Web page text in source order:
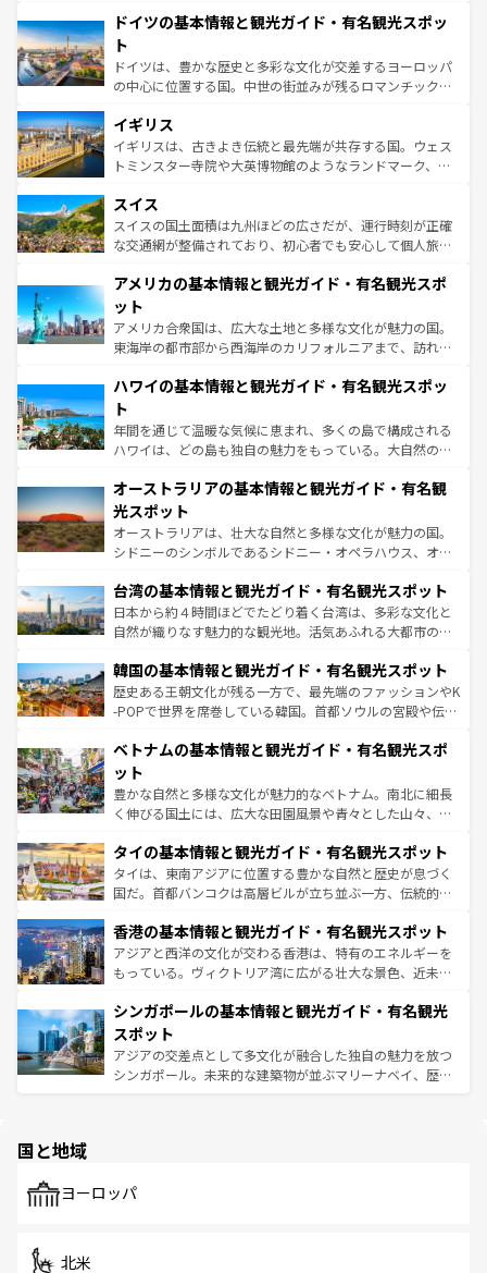
せる。地方によって風土や気候が異なるスペインはその個
ンテンツ一覧 を参照してほしい。
で、幅広い魅力が詰まっている。華麗な宮殿、歴史的な大
聖堂、美しいビーチ、そして豊かな自然が、訪れる者を心
から魅了する。また、フランスは美食の国としても知ら
れ、フランス料理はユネスコ無形文化遺産にも登録されて
香り高いラベンダー畑など、多彩な楽しみ方が可能だ。さ
らに、パリ以外の地域にも魅力が溢れており、どの街角に
も豊かな歴史と文化が息づいている。パリ以外の個性あふ
を参照してほしい。
ドイツの基本情報と観光ガイド・有名観光スポッ
ト
ドイツは、豊かな歴史と多彩な文化が交差するヨーロッパ
の中心に位置する国。中世の街並みが残るロマンチック街
顔を持つこの国は、どこを歩いても飽きることがない。ベ
ルリンの文化的活気、バイエルン州のアルプスの絶景、そ
してライン川沿いのワイン畑といった風景は必見。ビール
は、お酒好きな人にはぜひ体験してほしい。 なお、新着の
ドイツ情報はコンテンツ一覧を参照してほしい。
イギリス
イギリスは、古きよき伝統と最先端が共存する国。ウェス
トミンスター寺院や大英博物館のようなランドマーク、歴
リアごとに異なる魅力がある。また、優雅なアフタヌーン
ティー、ビール好きにはたまらない英国パブ、サッカー観
戦など、本場だからこそできる体験も豊富。イギリスを旅
ンツ一覧を参照してほしい。
スイス
スイスの国土面積は九州ほどの広さだが、運行時刻が正確
な交通網が整備されており、初心者でも安心して個人旅行
の建物がそのまま残る町や、スイスならではのユニークな
博物館もあり、アルプス観光だけでなく町歩きも満喫する
ことができる。国民の所得が高いため物価も高いが、旅行
者向けの交通パス提供のサービスもあり、うまく活用すれ
着のスイス情報はコンテンツ一覧を参照してほしい。
アメリカの基本情報と観光ガイド・有名観光スポ
ット
アメリカ合衆国は、広大な土地と多様な文化が魅力の国。
東海岸の都市部から西海岸のカリフォルニアまで、訪れる
のような巨大都市は、観光、ショッピング、エンターテイ
ンメントが詰まった刺激的なスポットだ。一方、アメリカ
西部には大自然が広がり、グランドキャニオンやイエロー
ストーン国立公園といった絶景が堪能できる。さらに、南
文化が魅力。旅行者はアメリカの各地域で異なる魅力を楽
しみながら、その多様性と豊かな歴史を感じることができ
るだろう。車でのロードトリップや列車の旅も、アメリカ
ならではの贅沢な旅のスタイルだ。 なお、新着のアメリカ
情報は コンテンツ一覧 を参照してほしい。
ハワイの基本情報と観光ガイド・有名観光スポッ
ト
年間を通じて温暖な気候に恵まれ、多くの島で構成される
ハワイは、どの島も独自の魅力をもっている。大自然の神
ワイ島は見逃せない。また、定番の観光地といえばオアフ
島だが、静かな自然を求めるならマウイ島やカウアイ島が
おすすめ。エメラルドグリーンに輝く海をはじめ、豊かな
文化や歴史が息づいている。「アロハスピリット」と呼ば
人々、おいしいローカルフードやハワイアンミュージッ
ク、伝統的なフラダンスなど、すべてがハワイの魅力を彩
っている。訪れるたびに新しい発見と感動が待っているハ
はコンテンツ一覧を参照してほしい。
オーストラリアの基本情報と観光ガイド・有名観
光スポット
オーストラリアは、壮大な自然と多様な文化が魅力の国。
シドニーのシンボルであるシドニー・オペラハウス、オー
リアリーフや大陸中央部にそびえるウルル（エアーズロッ
ク）、タスマニアの美しい原生林やケアンズの熱帯雨林な
ど、見どころがたくさん。また、カフェやワイン、オージ
いる。アクティビティも充実しており、サーフィンやダイ
ビング、ハイキングなど、アウトドア好きにはたまらな
い。オーストラリアの多彩な魅力を存分に味わいつくそ
参照してほしい。
台湾の基本情報と観光ガイド・有名観光スポット
日本から約４時間ほどでたどり着く台湾は、多彩な文化と
自然が織りなす魅力的な観光地。活気あふれる大都市の台
ン）、静ひつな山岳地帯である台湾東部など、都市の喧騒
と山間の静けさが共存しており、訪れる人に新しい発見と
驚きをもたらしてくれる。また、奥深い台湾の食文化も魅
容にもいいと評判のスイーツなど、バラエティ豊かな料理
照してほしい。
韓国の基本情報と観光ガイド・有名観光スポット
歴史ある王朝文化が残る一方で、最先端のファッションやK
-POPで世界を席巻している韓国。首都ソウルの宮殿や伝統
き、地方に足を延ばせば四季折々の自然美を楽しむことが
できる。そして、キムチや焼肉、絶品のストリートフード
まで、さまざまな韓国料理が待っている。夜には、韓国な
らではのナイトライフも堪能できる。あたたかいホスピタ
わってみてほしい。 なお、新着の韓国情報はコンテンツ一
覧 を参照してほしい。
ベトナムの基本情報と観光ガイド・有名観光スポ
ット
豊かな自然と多様な文化が魅力的なベトナム。南北に細長
く伸びる国土には、広大な田園風景や青々とした山々、世
急速な発展と共に伝統が息づく。ハノイの古い町並みやホ
ーチミン市のフランス統治時代の建物も、独特の雰囲気を
醸し出している。また、バラエティの豊かさとおいしさで
とつ。フォーやバインミー、ベトナムコーヒーなどは、ぜ
ひ現地で味わいたい。どの地域を訪れてもあたたかい人々
が旅行者を迎えてくれるので、きっと忘れられない旅にな
参照してほしい。
タイの基本情報と観光ガイド・有名観光スポット
タイは、東南アジアに位置する豊かな自然と歴史が息づく
国だ。首都バンコクは高層ビルが立ち並ぶ一方、伝統的な
の活気が交差している。北部ではチェンマイなどの山岳地
帯で自然と触れ合い、南部ではプーケットやクラビの美し
いビーチでリゾート気分を楽しむことができる。タイ料理
激する。気候は一年中温暖で、どの季節にも異なる楽しみ
が待っている。親しみやすいタイの人々、仏教を中心とし
た文化、そして多様な観光資源が、訪れる旅人を魅了し続
ける。 なお、新着のタイ情報はコンテンツ一覧を参照して
香港の基本情報と観光ガイド・有名観光スポット
アジアと西洋の文化が交わる香港は、特有のエネルギーを
もっている。ヴィクトリア湾に広がる壮大な景色、近未来
み、どこを訪れても感動するはず。観光スポットが密集し
ており、効率よく見どころを回れるのも魅力。息をのむよ
うな絶景から文化的な体験まで、香港を存分に楽しみ尽く
そう。 なお、新着の香港情報はコンテンツ一覧を参照して
シンガポールの基本情報と観光ガイド・有名観光
スポット
アジアの交差点として多文化が融合した独自の魅力を放つ
シンガポール。未来的な建築物が並ぶマリーナベイ、歴史
で、ホーカーズは地元の風情を楽しめる外せないスポット
国と地域
ヨーロッパ
北米